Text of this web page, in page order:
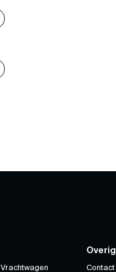
Vrachtwagen
Overig
Contact